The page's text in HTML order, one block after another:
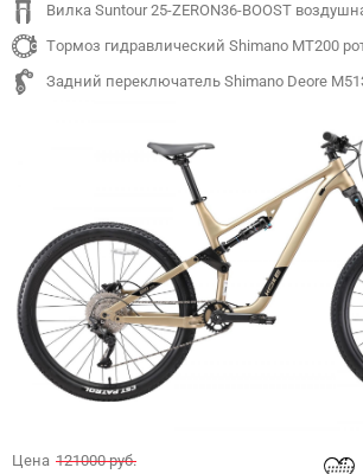
Вилка Suntour 25-ZERON36-BOOST
Задний переключатель Shimano Deore
Цена 121000 руб.